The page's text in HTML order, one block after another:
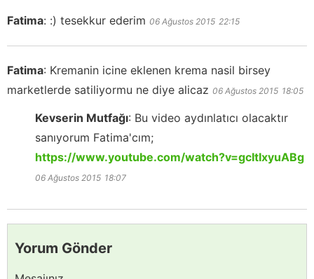
Fatima: :) tesekkur ederim 06 Ağustos 2015 22:15
Fatima: Kremanin icine eklenen krema nasil birsey
marketlerde satiliyormu ne diye alicaz 06 Ağustos 2015 18:05
Kevserin Mutfağı: Bu video aydınlatıcı olacaktır
sanıyorum Fatima'cım;
https://www.youtube.com/watch?v=gcItIxyuABg
06 Ağustos 2015 18:07
Yorum Gönder